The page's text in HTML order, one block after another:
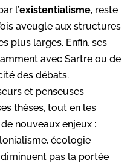
l’existentialisme, reste
aveugle aux structures
plus larges. Enfin, ses
avec Sartre ou de
des débats.
et penseuses
thèses, tout en les
nouveaux enjeux :
écologie
pas la portée